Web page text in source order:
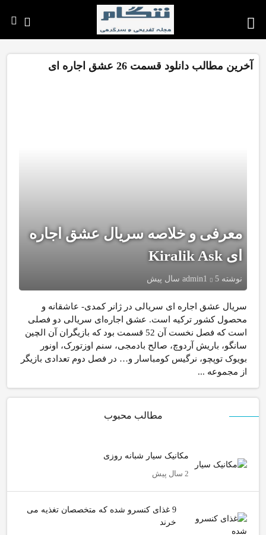
آخرین مطالب دانلود قسمت 26 عشق اجاره ای
معرفی و خلاصه سریال عشق اجاره
ای Kiralik Ask
نوشته admin1 5 سال پیش
سریال عشق اجاره ای سریالی در ژانر کمدی- عاشقانه و
محصول کشور ترکیه است. عشق اجاره‌ای سریالی دو فصلی
است که فصل نخست آن 52 قسمت بود که بازیگران آن الچین
سانگو، باریش آردوچ، صالح بادمجی، سنم اوزتورک، اونور
بویوک توپچو، نرگیس کومباسار و… در فصل دوم تعدادی بازیگر
از مجموعه ...
مطالب محبوب
مکانیک سیار شبانه روزی
2 سال پیش
9 غذای کنسرو شده که متخصصان تغذیه می
خرند